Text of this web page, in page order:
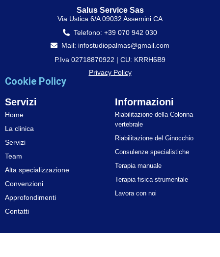
Salus Service Sas
Via Ustica 6/A 09032 Assemini CA
Telefono: +39 070 942 030
Mail: infostudiopalmas@gmail.com
P.Iva 02718870922 | CU: KRRH6B9
Privacy Policy
Cookie Policy
Servizi
Home
La clinica
Servizi
Team
Alta specializzazione
Convenzioni
Approfondimenti
Contatti
Informazioni
Riabilitazione della Colonna
vertebrale
Riabilitazione del Ginocchio
Consulenze specialistiche
Terapia manuale
Terapia fisica strumentale
Lavora con noi